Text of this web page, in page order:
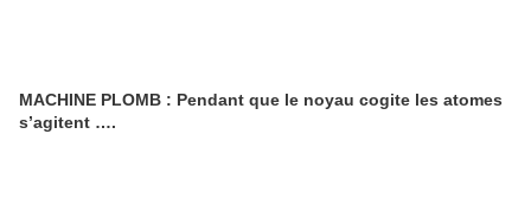
MACHINE PLOMB : Pendant que le noyau cogite les atomes
s’agitent ….